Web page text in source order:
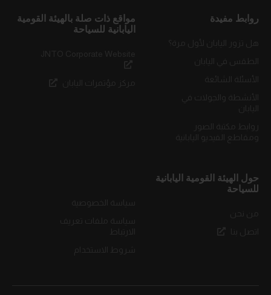
روابط مفيدة
مواقع ذات صلة بالهيئة القومية
اليابانية للسياحة
حول الهيئة القومية اليابانية
للسياحة